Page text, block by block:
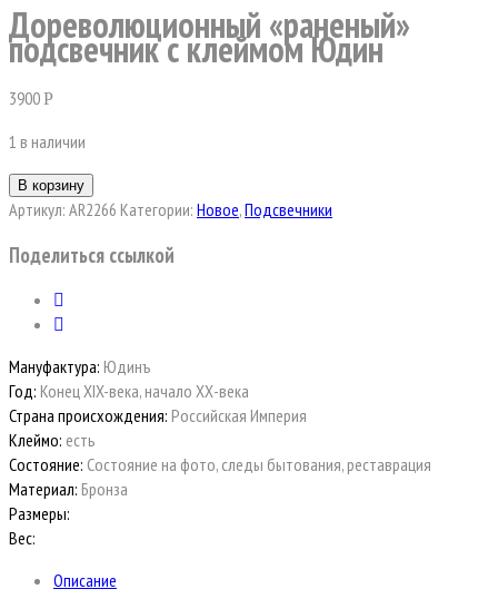
Дореволюционный «раненый»
подсвечник с клеймом Юдин
3900Р
1 в наличии
В корзину
Артикул: AR2266 Категории: Новое,Подсвечники
Поделиться ссылкой
Мануфактура: Юдинъ
Год: Конец XIX-века, начало ХХ-века
Страна происхождения: Российская Империя
Клеймо: есть
Состояние: Состояние на фото, следы бытования, реставрация
Материал: Бронза
Размеры:
Вес:
Описание